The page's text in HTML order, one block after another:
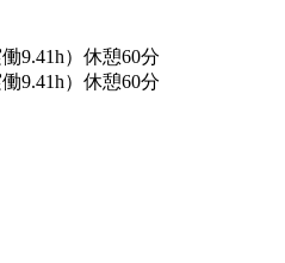
9.41h）休憩60分
9.41h）休憩60分